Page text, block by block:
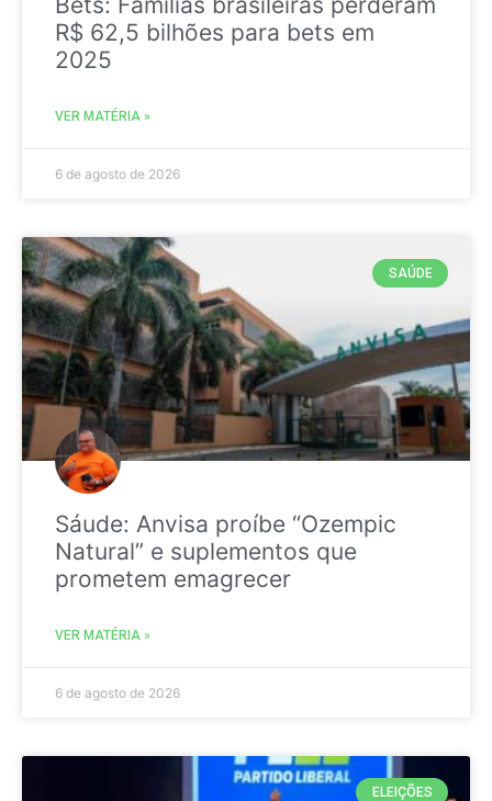
R$ 62,5 bilhões para bets em
2025
VER MATÉRIA »
6 de agosto de 2026
SAÚDE
Sáude: Anvisa proíbe “Ozempic
Natural” e suplementos que
prometem emagrecer
VER MATÉRIA »
6 de agosto de 2026
ELEIÇÕES